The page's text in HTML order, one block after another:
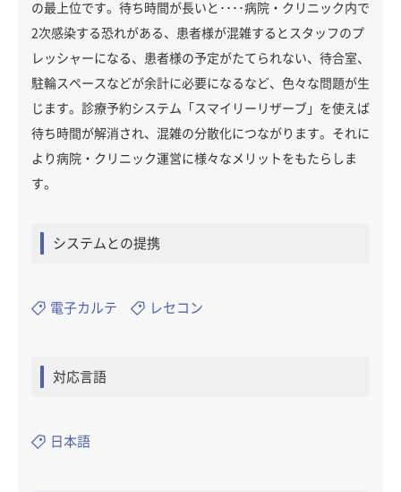
の最上位です。待ち時間が長いと････病院・クリニック内で
2次感染する恐れがある、患者様が混雑するとスタッフのプ
レッシャーになる、患者様の予定がたてられない、待合室、
駐輪スペースなどが余計に必要になるなど、色々な問題が生
じます。診療予約システム「スマイリーリザーブ」を使えば
待ち時間が解消され、混雑の分散化につながります。それに
より病院・クリニック運営に様々なメリットをもたらしま
す。
システムとの提携
電子カルテ レセコン
対応言語
日本語